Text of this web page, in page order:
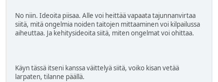
No niin. Ideoita piisaa. Alle voi heittää vapaata tajunnanvirtaa
siitä, mitä ongelmia noiden taitojen mittaaminen voi kilpailussa
aiheuttaa. Ja kehitysideoita siitä, miten ongelmat voi ohittaa.
Käyn tässä itseni kanssa väittelyä siitä, voiko kisan vetää
larpaten, tilanne päällä.